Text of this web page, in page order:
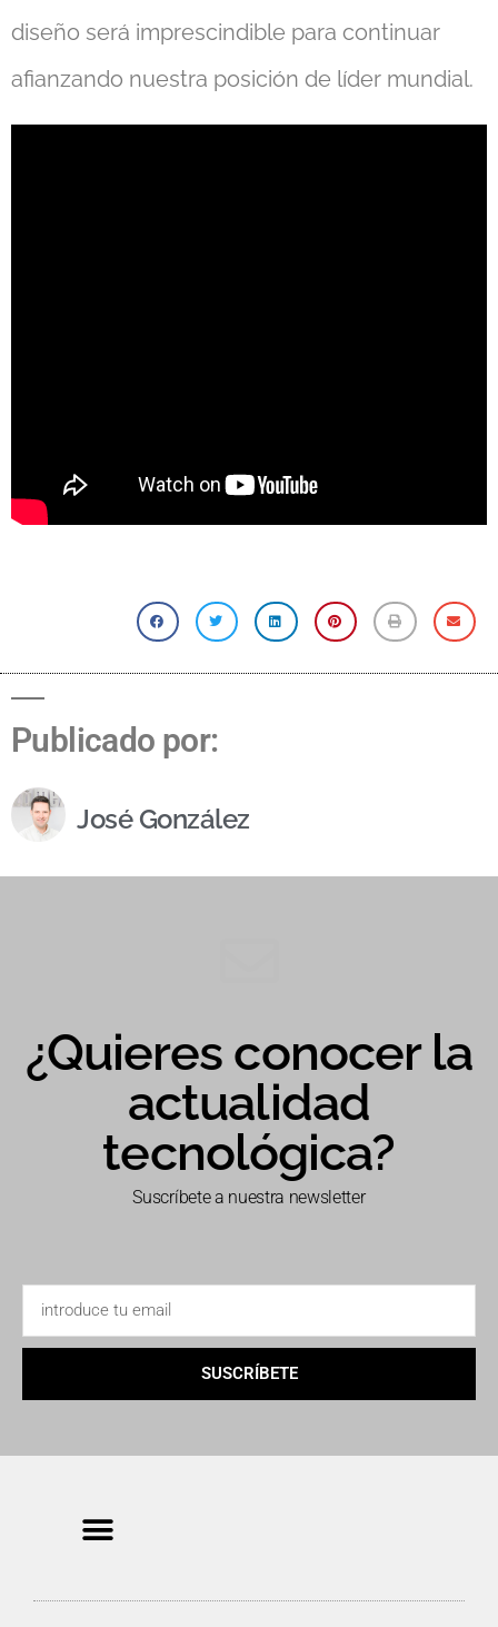
diseño será imprescindible para continuar
afianzando nuestra posición de líder mundial.
Publicado por:
José González
¿Quieres conocer la
actualidad
tecnológica?
Suscríbete a nuestra newsletter
SUSCRÍBETE